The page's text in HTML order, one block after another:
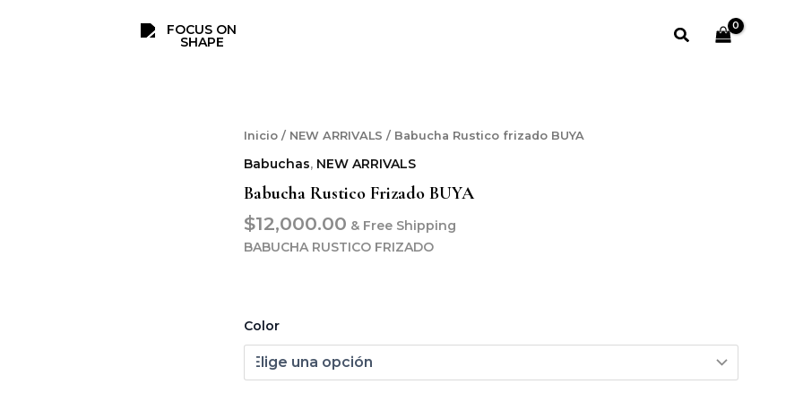
Buscar
Inicio / NEW ARRIVALS / Babucha Rustico frizado BUYA
Babuchas, NEW ARRIVALS
Babucha Rustico Frizado BUYA
$12,000.00 & Free Shipping
BABUCHA RUSTICO FRIZADO
Color
Babucha
frizado
BUYA